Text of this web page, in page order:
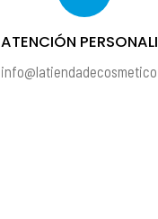
ATENCIÓN PERSONALIZADA